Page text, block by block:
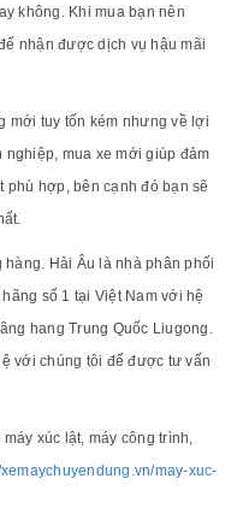
không. Khi mua bạn nên
nhận được dịch vụ hậu mãi
mới tuy tốn kém nhưng về lợi
mua xe mới giúp đảm
phù hợp, bên cạnh đó bạn sẽ
Hải Âu là nhà phân phối
số 1 tại Việt Nam với hệ
hang Trung Quốc Liugong.
với chúng tôi để được tư vấn
xúc lật, máy công trình,
xemaychuyendung.vn/may-xuc-